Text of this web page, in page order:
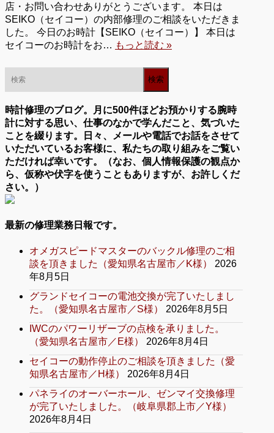
店・お問い合わせありがとうございます。 本日は
SEIKO（セイコー）の内部修理のご相談をいただきま
した。 今日のお時計【SEIKO（セイコー）】 本日は
セイコーのお時計をお… もっと読む »
時計修理のブログ。月に500件ほどお預かりする腕時
計に対する思い、仕事のなかで学んだこと、気づいた
ことを綴ります。日々、メールや電話でお話をさせて
いただいているお客様に、私たちの取り組みをご覧い
ただければ幸いです。（なお、個人情報保護の観点か
ら、仮称や伏字を使うこともありますが、お許しくだ
さい。）
最新の修理業務日報です。
オメガスピードマスターのバックル修理のご相
談を頂きました（愛知県名古屋市／K様）
2026
年8月5日
グランドセイコーの電池交換が完了いたしまし
た。（愛知県名古屋市／S様）
2026年8月5日
IWCのパワーリザーブの点検を承りました。
（愛知県名古屋市／E様）
2026年8月4日
セイコーの動作停止のご相談を頂きました（愛
知県名古屋市／H様）
2026年8月4日
パネライのオーバーホール、ゼンマイ交換修理
が完了いたしました。（岐阜県郡上市／Y様）
2026年8月4日